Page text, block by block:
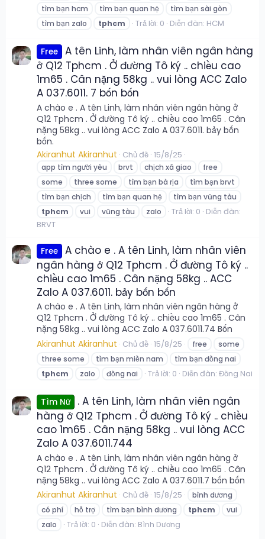
tìm bạn hcm
tìm bạn quan hệ
tìm bạn sài gòn
tìm bạn zalo
tphcm Trả lời: 0 Diễn đàn: HCM
Free
A tên Linh, làm nhân viên ngân hàng
ở Q12 Tphcm . Ở đường Tô ký .. chiều cao
1m65 . Cân nặng 58kg .. vui lòng ACC Zalo
A 037.6011. 7 bốn bốn
A chào e . A tên Linh, làm nhân viên ngân hàng ở
Q12 Tphcm . Ở đường Tô ký .. chiều cao 1m65 . Cân
nặng 58kg .. vui lòng ACC Zalo A 037.6011. bảy bốn
bốn.
Akiranhut Akiranhut Chủ đề 15/8/25
app tìm người yêu brvt chịch xã giao
free
some
three some tìm bạn bà rịa
tìm bạn brvt
tìm bạn chịch
tìm bạn quan hệ
tìm bạn vũng tàu
tphcm
vui vũng tàu zalo Trả lời: 0 Diễn đàn:
BRVT
Free
A chào e . A tên Linh, làm nhân viên
ngân hàng ở Q12 Tphcm . Ở đường Tô ký ..
chiều cao 1m65 . Cân nặng 58kg .. ACC
Zalo A 037.6011. bảy bốn bốn
A chào e . A tên Linh, làm nhân viên ngân hàng ở
Q12 Tphcm . Ở đường Tô ký .. chiều cao 1m65 . Cân
nặng 58kg .. vui lòng ACC Zalo A 037.6011.74 Bốn
Akiranhut Akiranhut Chủ đề 15/8/25 free
some
three some
tìm bạn miền nam
tìm bạn đồng nai
tphcm
zalo đồng nai Trả lời: 0 Diễn đàn: Đồng Nai
Tìm Nữ
. A tên Linh, làm nhân viên ngân
hàng ở Q12 Tphcm . Ở đường Tô ký .. chiều
cao 1m65 . Cân nặng 58kg .. vui lòng ACC
Zalo A 037.6011.744
A chào e . A tên Linh, làm nhân viên ngân hàng ở
Q12 Tphcm . Ở đường Tô ký .. chiều cao 1m65 . Cân
nặng 58kg .. vui lòng ACC Zalo A 037.6011.7 bốn bốn
Akiranhut Akiranhut Chủ đề 15/8/25
bình dương
có phí
hỗ trợ tìm bạn bình dương tphcm
vui
zalo
Trả lời: 0 Diễn đàn: Bình Dương